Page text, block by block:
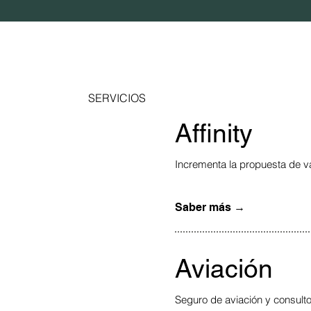
SERVICIOS
Affinity
Incrementa la propuesta de
Saber más →
Aviación
Seguro de aviación y